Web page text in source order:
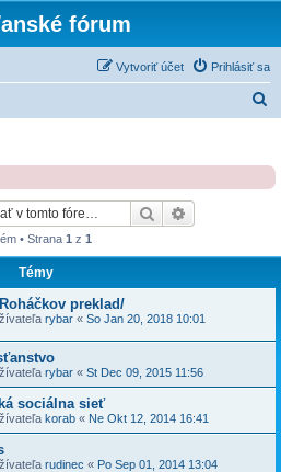
fórum
Prihlásiť sa
Vytvoriť účet
Hľadať
• Strana 1 z 1
Témy
preklad/
rybar « So Jan 20, 2018 10:01
rybar « St Dec 09, 2015 11:56
sociálna sieť
korab « Ne Okt 12, 2014 16:41
rudinec « Po Sep 01, 2014 13:04